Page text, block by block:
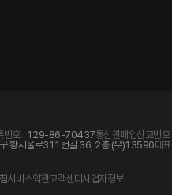
번호 129-86-70437통신판매업신고번호
구 황새울로311번길 36, 2층 (우)13590대
서비스약관고객센터사업자정보